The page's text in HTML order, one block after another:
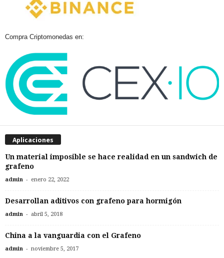
Compra Criptomonedas en:
Aplicaciones
Un material imposible se hace realidad en un sandwich de
grafeno
admin - enero 22, 2022
Desarrollan aditivos con grafeno para hormigón
admin - abril 5, 2018
China a la vanguardia con el Grafeno
admin - noviembre 5, 2017